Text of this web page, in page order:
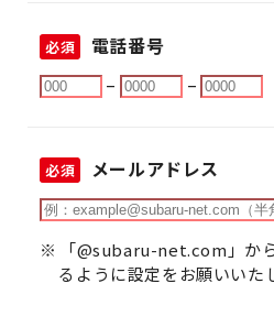
必須
電話番号
–
–
必須 メールアドレス
「@subaru-net.com」か
るように設定をお願いいた